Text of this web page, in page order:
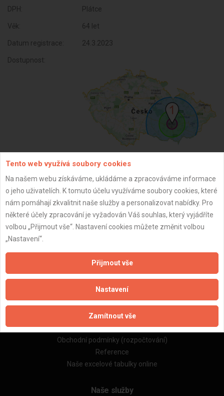
DPH: Plátce
Věk: 64 let
Datum registrace: 24.3.2023
Dostupnost:
ZPĚT
Aktualizováno z portálu ARES dne 30.12.2023 06:15:09
Důležité informace
Naše firmy a řemeslníci
Zpracování a ochrana osobních údajů
Zásady pro používání souborů cookie
Obchodní podmínky (zprostředkování)
Obchodní podmínky (rozpočtování)
Reference
Naše excelové tabulky online
Naše služby
Tento web využívá soubory cookies
Na našem webu získáváme, ukládáme a zpracováváme informace
o jeho uživatelích. K tomuto účelu využíváme soubory cookies, které
nám pomáhají zkvalitnit naše služby a personalizovat nabídky. Pro
některé účely zpracování je vyžadován Váš souhlas, který vyjádříte
volbou „Přijmout vše“. Nastavení cookies můžete změnit volbou
„Nastavení“.
Přijmout vše
Nastavení
Zamítnout vše